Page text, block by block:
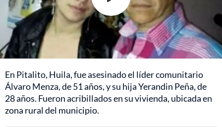
En Pitalito, Huila, fue asesinado el líder comunitario
Álvaro Menza, de 51 años, y su hija Yerandin Peña, de
28 años. Fueron acribillados en su vivienda, ubicada en
zona rural del municipio.